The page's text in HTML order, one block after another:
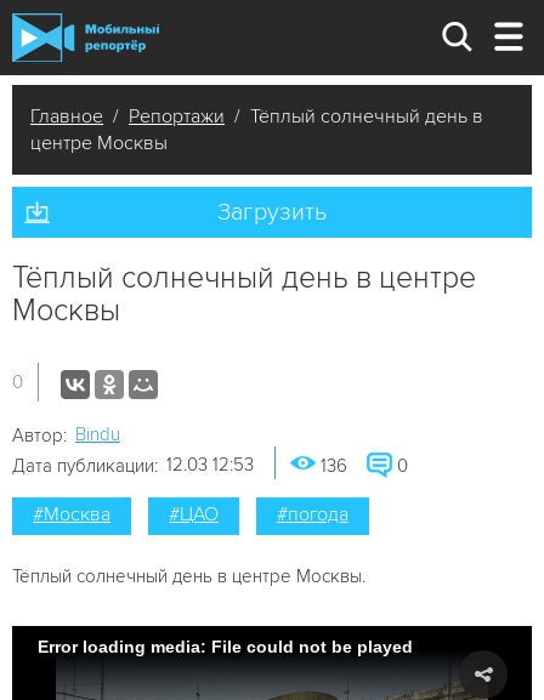
Главное / Репортажи / Тёплый солнечный день в
центре Москвы
Загрузить
Тёплый солнечный день в центре
Москвы
0
Автор: Bindu
Дата публикации: 12.03 12:53 136 0
#Москва #ЦАО #погода
Тёплый солнечный день в центре Москвы.
Error loading media: File could not be played